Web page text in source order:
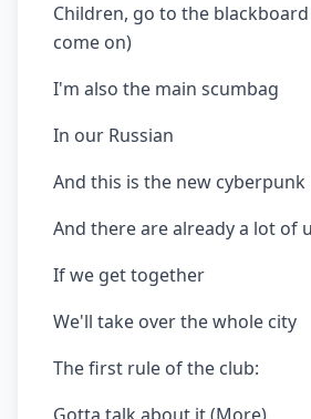
Children, go to the blackboard
come on)
I'm also the main scumbag
In our Russian
And this is the new cyberpunk
And there are already a lot of
If we get together
We'll take over the whole city
The first rule of the club: